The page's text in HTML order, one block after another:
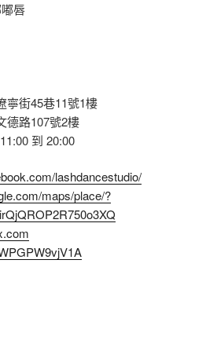
唇
寧街45巷11號1樓
德路107號2樓
到 20:00
lashdancestudio/
maps/place/?